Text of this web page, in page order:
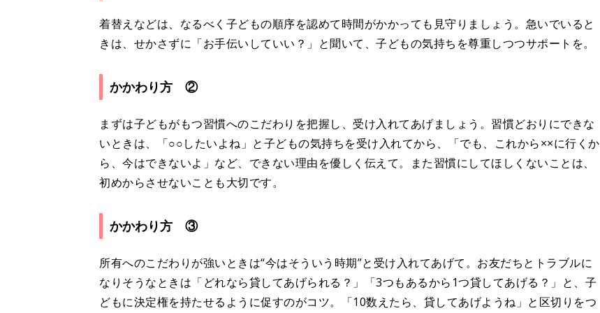
着替えなどは、なるべく子どもの順序を認めて時間がかかっても見守りましょう。急いでいると
きは、せかさずに「お手伝いしていい？」と聞いて、子どもの気持ちを尊重しつつサポートを。
かかわり方 ②
まずは子どもがもつ習慣へのこだわりを把握し、受け入れてあげましょう。習慣どおりにできな
いときは、「○○したいよね」と子どもの気持ちを受け入れてから、「でも、これから××に行くか
ら、今はできないよ」など、できない理由を優しく伝えて。また習慣にしてほしくないことは、
初めからさせないことも大切です。
かかわり方 ③
所有へのこだわりが強いときは“今はそういう時期”と受け入れてあげて。お友だちとトラブルに
なりそうなときは「どれなら貸してあげられる？」「3つもあるから1つ貸してあげる？」と、子
どもに決定権を持たせるように促すのがコツ。「10数えたら、貸してあげようね」と区切りをつ